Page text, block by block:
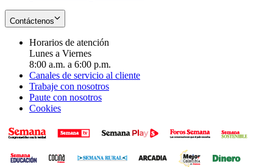
Contáctenos
Horarios de atención
Lunes a Viernes
8:00 a.m. a 6:00 p.m.
Canales de servicio al cliente
Trabaje con nosotros
Paute con nosotros
Cookies